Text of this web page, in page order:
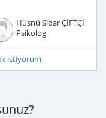
Hüsnü Sidar ÇİFTÇİ
Psikolog
istiyorum